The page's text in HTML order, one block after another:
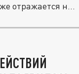
отражается на